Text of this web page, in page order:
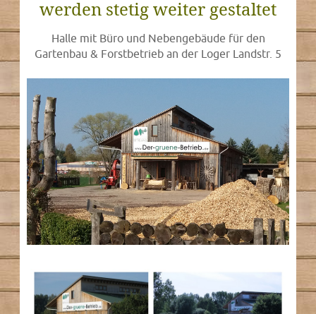
werden stetig weiter gestaltet
Halle mit Büro und Nebengebäude für den
Gartenbau & Forstbetrieb an der Loger Landstr. 5